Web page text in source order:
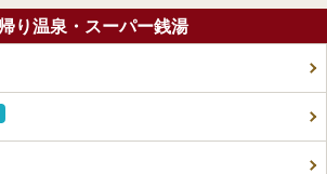
り温泉・スーパー銭湯